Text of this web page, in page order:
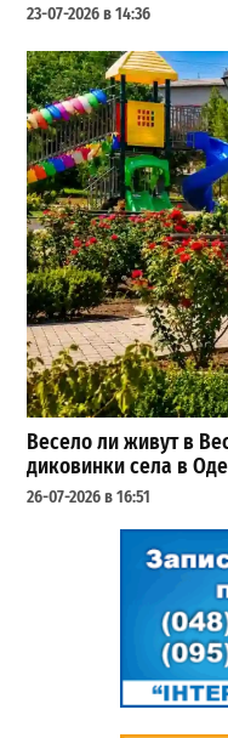
23-07-2026 в 14:36
Весело ли живут в
диковинки села в
26-07-2026 в 16:51